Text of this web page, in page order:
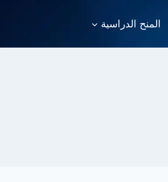
المنح الدراسية